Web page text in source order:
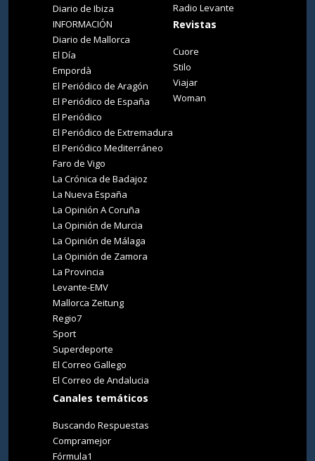
Diario de Ibiza
INFORMACIÓN
Diario de Mallorca
El Día
Empordà
El Periódico de Aragón
El Periódico de España
El Periódico
El Periódico de Extremadura
El Periódico Mediterráneo
Faro de Vigo
La Crónica de Badajoz
La Nueva España
La Opinión A Coruña
La Opinión de Murcia
La Opinión de Málaga
La Opinión de Zamora
La Provincia
Levante-EMV
Mallorca Zeitung
Regio7
Sport
Superdeporte
El Correo Gallego
El Correo de Andalucia
Canales temáticos
Buscando Respuestas
Compramejor
Fórmula1
Radio Levante
Revistas
Cuore
Stilo
Viajar
Woman